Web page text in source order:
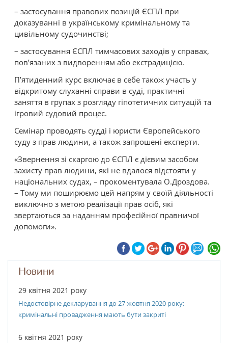
Новини
29 квітня 2021 року
Недостовірне декларування до 27 жовтня 2020 року:
кримінальні провадження мають бути закриті
6 квітня 2021 року
– застосування правових позицій ЄСПЛ при
доказуванні в українському кримінальному та
цивільному судочинстві;
– застосування ЄСПЛ тимчасових заходів у справах,
пов’язаних з видворенням або екстрадицією.
П’ятиденний курс включає в себе також участь у
відкритому слуханні справи в суді, практичні
заняття в групах з розгляду гіпотетичних ситуацій та
ігровий судовий процес.
Семінар проводять судді і юристи Європейського
суду з прав людини, а також запрошені експерти.
«Звернення зі скаргою до ЄСПЛ є дієвим засобом
захисту прав людини, які не вдалося відстояти у
національних судах, – прокоментувала О.Дроздова.
– Тому ми поширюємо цей напрям у своїй діяльності
виключно з метою реалізації прав осіб, які
звертаються за наданням професійної правничої
допомоги».